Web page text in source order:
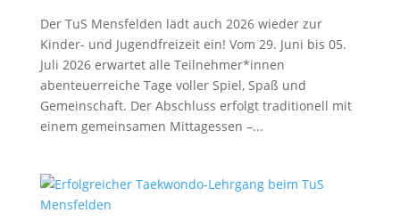
Der TuS Mensfelden lädt auch 2026 wieder zur
Kinder- und Jugendfreizeit ein! Vom 29. Juni bis 05.
Juli 2026 erwartet alle Teilnehmer*innen
abenteuerreiche Tage voller Spiel, Spaß und
Gemeinschaft. Der Abschluss erfolgt traditionell mit
einem gemeinsamen Mittagessen –...